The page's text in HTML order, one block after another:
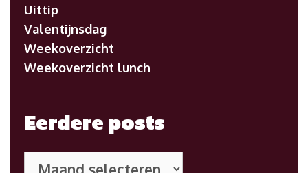
Uittip
Valentijnsdag
Weekoverzicht
Weekoverzicht lunch
Eerdere posts